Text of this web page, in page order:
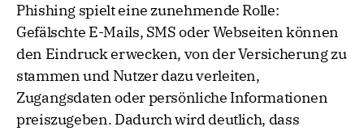
Phishing spielt eine zunehmende Rolle:
Gefälschte E-Mails, SMS oder Webseiten können
den Eindruck erwecken, von der Versicherung zu
stammen und Nutzer dazu verleiten,
Zugangsdaten oder persönliche Informationen
preiszugeben. Dadurch wird deutlich, dass